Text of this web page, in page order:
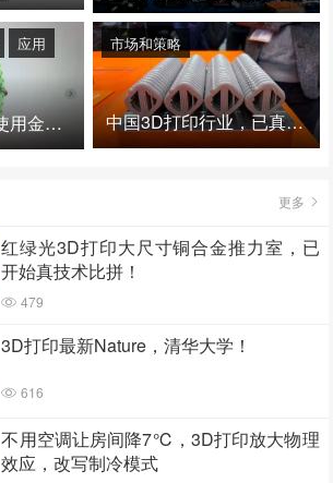
关于苹果大规模使用金属3D打印的思考
应用
中国3D打印行业，已真正进入爆发时代！
市场和策略
更多
红绿光3D打印大尺寸铜合金推力室，已
开始真技术比拼！
479
3D打印最新Nature，清华大学！
616
不用空调让房间降7℃，3D打印放大物理
效应，改写制冷模式